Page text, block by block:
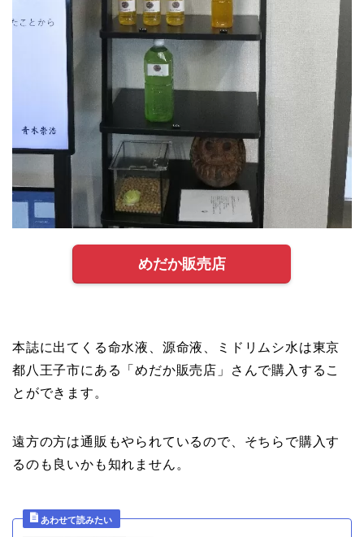
めだか販売店
本誌に出てくる命水液、源命液、ミドリムシ水は東京
都八王子市にある「めだか販売店」さんで購入するこ
とができます。
遠方の方は通販もやられているので、そちらで購入す
るのも良いかも知れません。